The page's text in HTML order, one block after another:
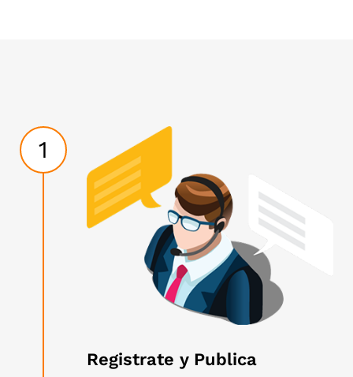
1
Registrate y Publica